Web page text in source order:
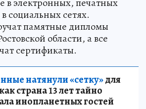
в электронных, печатных
социальных сетях.
памятные дипломы
области, а все
сертификаты.
натянули «сетку»для
страна 13 лет тайно
инопланетных гостей